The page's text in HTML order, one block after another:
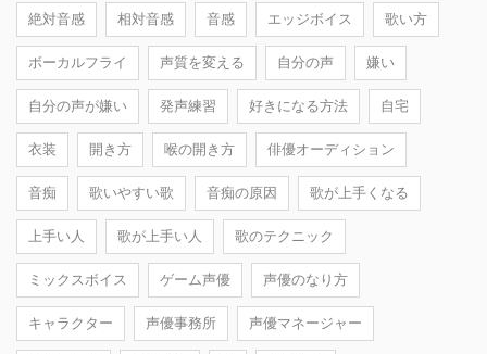
絶対音感 相対音感 音感 エッジボイス 歌い方
ボーカルフライ 声質を変える 自分の声 嫌い
自分の声が嫌い 発声練習 好きになる方法 自宅
衣装 開き方 喉の開き方 俳優オーディション
音痴 歌いやすい歌 音痴の原因 歌が上手くなる
上手い人 歌が上手い人 歌のテクニック
ミックスボイス ゲーム声優 声優のなり方
キャラクター 声優事務所 声優マネージャー